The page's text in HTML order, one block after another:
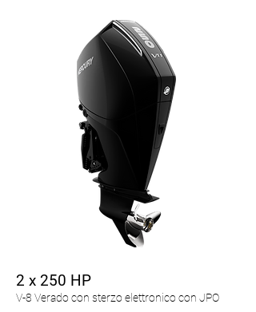
2 x 250 HP
V-8 Verado con sterzo elettronico con JPO